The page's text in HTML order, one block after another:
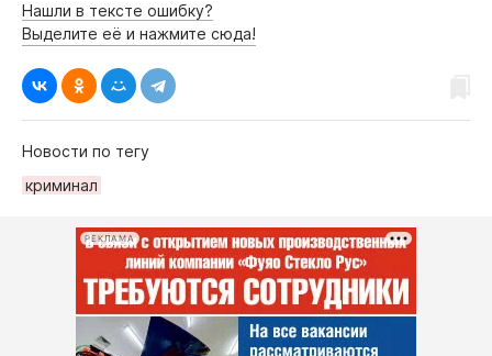
Нашли в тексте ошибку?
Выделите её и нажмите сюда!
Новости по тегу
криминал
РЕКЛАМА